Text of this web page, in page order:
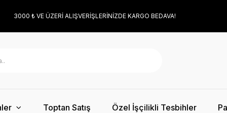
3000 ₺ VE ÜZERİ ALIŞVERİŞLERİNİZDE KARGO BEDAVA!
Toptan Satış Özel İşçilikli Tesbihler